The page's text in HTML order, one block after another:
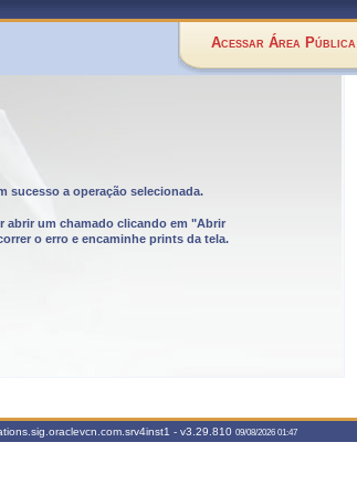
Acessar Área Pública
sucesso a operação selecionada.
abrir um chamado clicando em "Abrir
o erro e encaminhe prints da tela.
- v3.29.810 09/08/2026 01:47